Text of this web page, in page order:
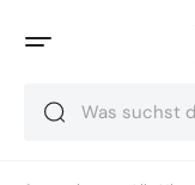
Suche